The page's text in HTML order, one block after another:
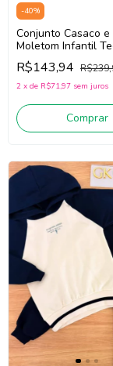
-40%
Conjunto Casaco e
Moletom Infantil
Menino Onda
1261131 (Marinho)
R$143,94
2 x de R$71,97 sem juros
Comprar